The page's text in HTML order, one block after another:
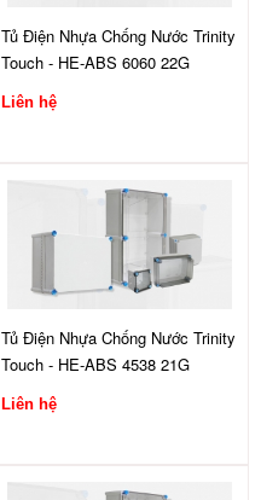
Tủ Điện Nhựa Chống Nước Trinity
Touch - HE-ABS 6060 22G
Liên hệ
Tủ Điện Nhựa Chống Nước Trinity
Touch - HE-ABS 4538 21G
Liên hệ